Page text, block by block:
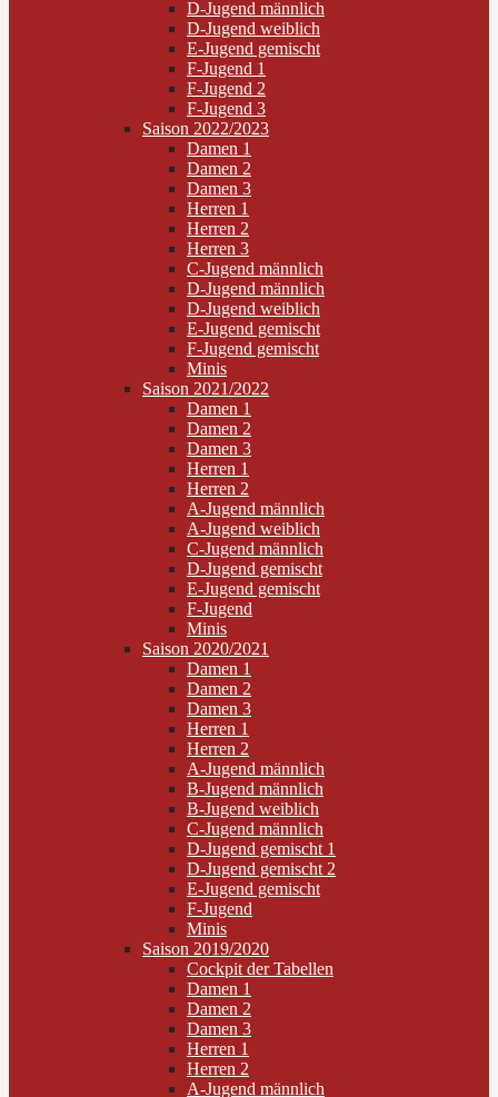
D-Jugend männlich
D-Jugend weiblich
E-Jugend gemischt
F-Jugend 1
F-Jugend 2
F-Jugend 3
Saison 2022/2023
Damen 1
Damen 2
Damen 3
Herren 1
Herren 2
Herren 3
C-Jugend männlich
D-Jugend männlich
D-Jugend weiblich
E-Jugend gemischt
F-Jugend gemischt
Minis
Saison 2021/2022
Damen 1
Damen 2
Damen 3
Herren 1
Herren 2
A-Jugend männlich
A-Jugend weiblich
C-Jugend männlich
D-Jugend gemischt
E-Jugend gemischt
F-Jugend
Minis
Saison 2020/2021
Damen 1
Damen 2
Damen 3
Herren 1
Herren 2
A-Jugend männlich
B-Jugend männlich
B-Jugend weiblich
C-Jugend männlich
D-Jugend gemischt 1
D-Jugend gemischt 2
E-Jugend gemischt
F-Jugend
Minis
Saison 2019/2020
Cockpit der Tabellen
Damen 1
Damen 2
Damen 3
Herren 1
Herren 2
A-Jugend männlich